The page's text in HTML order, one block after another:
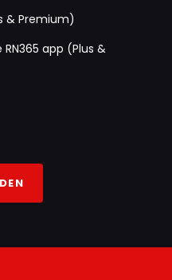
& Premium)
app (Plus &